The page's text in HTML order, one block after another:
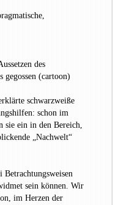
des
(cartoon)
schwarzweiße
schon im
sie ein in den Bereich,
„Nachwelt“
Betrachtungsweisen
sein können. Wir
im Herzen der